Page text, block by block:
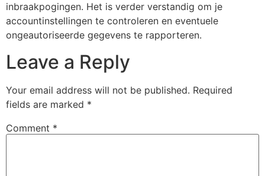
inbraakpogingen. Het is verder verstandig om je
accountinstellingen te controleren en eventuele
ongeautoriseerde gegevens te rapporteren.
Leave a Reply
Your email address will not be published. Required
fields are marked *
Comment *